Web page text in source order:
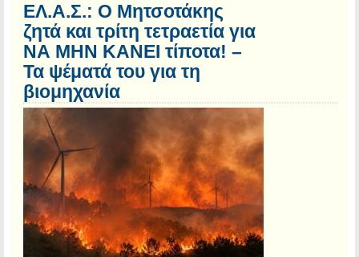
ΕΛ.Α.Σ.: Ο Μητσοτάκης
ζητά και τρίτη τετραετία για
ΝΑ ΜΗΝ ΚΑΝΕΙ τίποτα! –
Τα ψέματά του για τη
βιομηχανία